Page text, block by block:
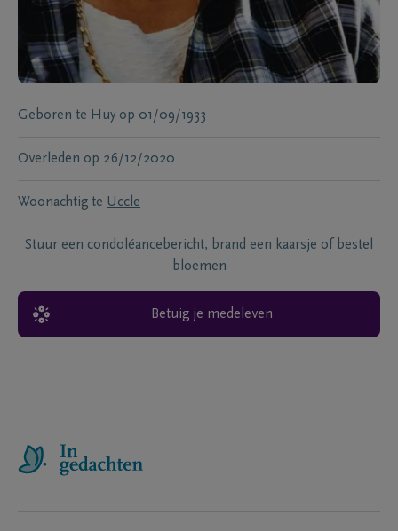
Geboren te Huy op 01/09/1933
Overleden op 26/12/2020
Woonachtig te Uccle
Stuur een condoléancebericht, brand een kaarsje of bestel
bloemen
Betuig je medeleven